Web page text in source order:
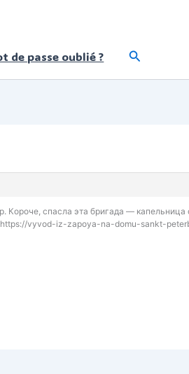
de passe oublié ? Rechercher
спасла эта бригада — капельница
vyvod-iz-zapoya-na-domu-sankt-